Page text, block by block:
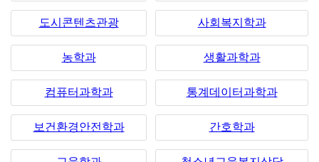
도시콘텐츠관광 사회복지학과
농학과 생활과학과
컴퓨터과학과 통계데이터과학과
보건환경안전학과 간호학과